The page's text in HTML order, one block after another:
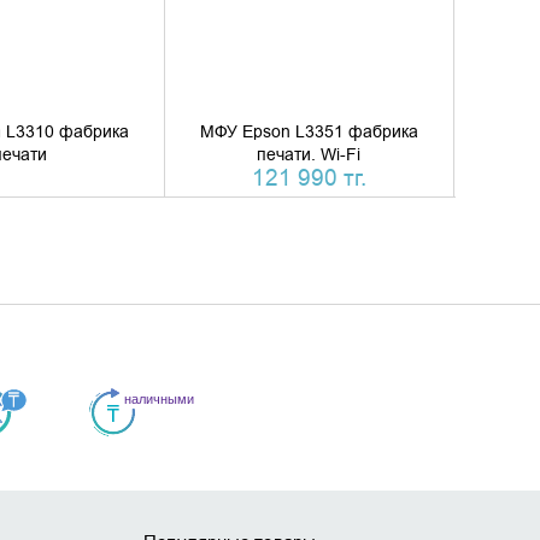
фабрика
МФУ Epson L3351 фабрика
печати. Wi-Fi
121 990 тг.